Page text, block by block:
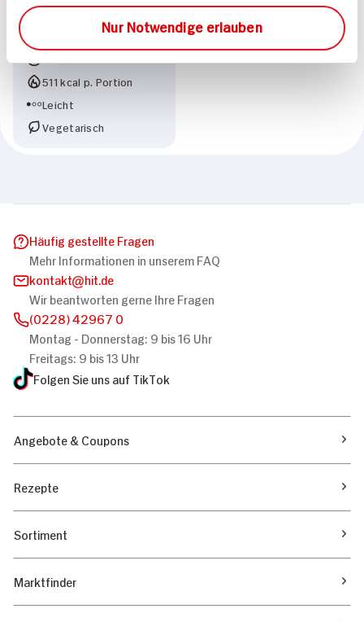
Nur Notwendige erlauben
Chinakohl-Kartoffel-
Auflauf für 2 Personen
511 kcal p. Portion
Leicht
Vegetarisch
Häufig gestellte Fragen
Mehr Informationen in unserem FAQ
kontakt
hit.de
Wir beantworten gerne Ihre Fragen
(0228) 42967 0
Montag - Donnerstag: 9 bis 16 Uhr
Freitags: 9 bis 13 Uhr
Folgen Sie uns auf TikTok
Angebote & Coupons
Rezepte
Sortiment
Marktfinder